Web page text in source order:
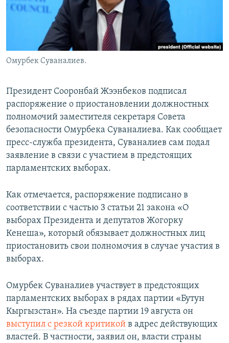
Омурбек Суваналиев.
Президент Сооронбай Жээнбеков подписал
распоряжение о приостановлении должностных
полномочий заместителя секретаря Совета
безопасности Омурбека Суваналиева. Как сообщает
пресс-служба президента, Суваналиев сам подал
заявление в связи с участием в предстоящих
парламентских выборах.
Как отмечается, распоряжение подписано в
соответствии с частью 3 статьи 21 закона «О
выборах Президента и депутатов Жогорку
Кенеша», который обязывает должностных лиц
приостановить свои полномочия в случае участия в
выборах.
Омурбек Суваналиев участвует в предстоящих
парламентских выборах в рядах партии «Бутун
Кыргызстан». На съезде партии 19 августа он
выступил с резкой критикой в адрес действующих
властей. В частности, заявил он, власти страны